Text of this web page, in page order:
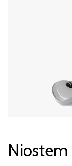
Niostem